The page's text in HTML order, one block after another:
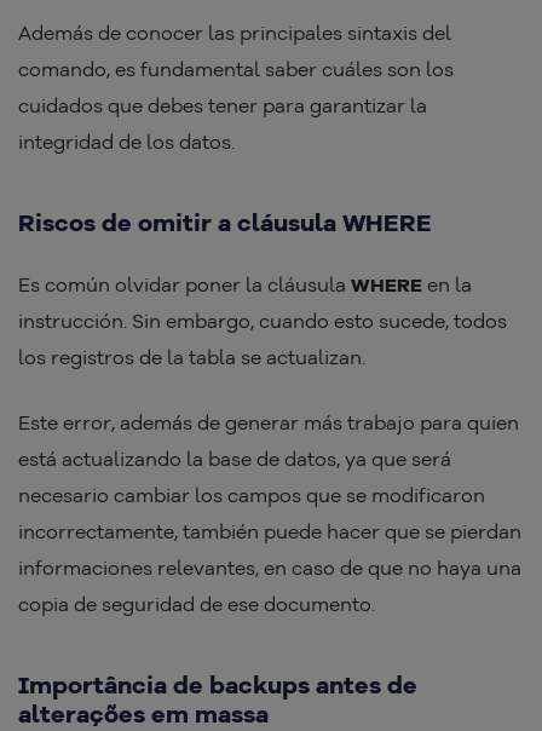
Además de conocer las principales sintaxis del
comando, es fundamental saber cuáles son los
cuidados que debes tener para garantizar la
integridad de los datos.
Riscos de omitir a cláusula WHERE
Es común olvidar poner la cláusula WHERE en la
instrucción. Sin embargo, cuando esto sucede, todos
los registros de la tabla se actualizan.
Este error, además de generar más trabajo para quien
está actualizando la base de datos, ya que será
necesario cambiar los campos que se modificaron
incorrectamente, también puede hacer que se pierdan
informaciones relevantes, en caso de que no haya una
copia de seguridad de ese documento.
Importância de backups antes de
alterações em massa